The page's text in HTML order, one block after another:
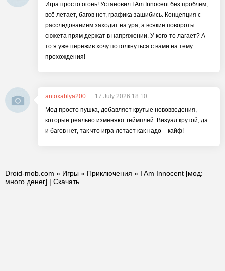
Игра просто огонь! Установил I Am Innocent без проблем,
всё летает, багов нет, графика зашибись. Концепция с
расследованием заходит на ура, а всякие повороты
сюжета прям держат в напряжении. У кого-то лагает? А
то я уже пережив хочу потолкнуться с вами на тему
прохождения!
antoxablya200
17 July 2026 18:10
Мод просто пушка, добавляет крутые нововведения,
которые реально изменяют геймплей. Визуал крутой, да
и багов нет, так что игра летает как надо – кайф!
Droid-mob.com » Игры » Приключения » I Am Innocent [мод:
много денег] | Скачать